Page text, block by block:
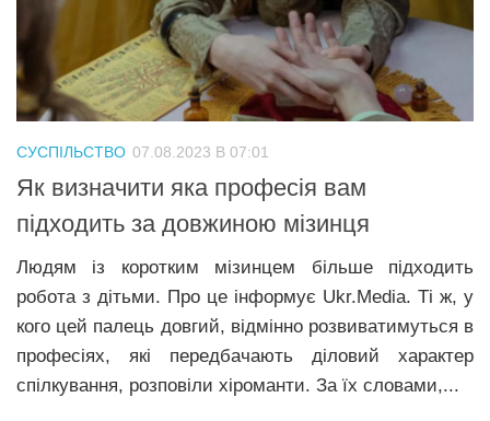
Кримінал
Трагедії
Суспільство
Культура
Шоу-біз
#Війна
СУСПІЛЬСТВО 07.08.2023 В 07:01
Як визначити яка професія вам
підходить за довжиною мізинця
Людям із коротким мізинцем більше підходить
робота з дітьми. Про це інформує Ukr.Media. Ті ж, у
кого цей палець довгий, відмінно розвиватимуться в
професіях, які передбачають діловий характер
спілкування, розповіли хіроманти. За їх словами,...